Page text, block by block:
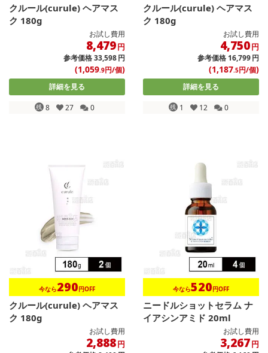
クルール(curule) ヘアマス
ク 180g
お試し費用
8,479円
参考価格33,598円
(1,059.9円/個)
詳細を見る
残 8 27 0
クルール(curule) ヘアマス
ク 180g
お試し費用
4,750円
参考価格16,799円
(1,187.5円/個)
詳細を見る
残 1 12 0
今なら290円OFF
クルール(curule) ヘアマス
ク 180g
お試し費用
2,888円
今なら520円OFF
ニードルショットセラム ナ
イアシンアミド 20ml
お試し費用
3,267円